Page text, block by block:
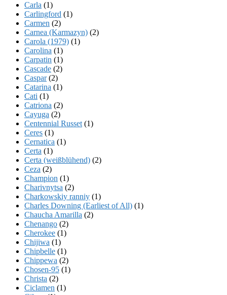
Carla (1)
Carlingford (1)
Carmen (2)
Carnea (Karmazyn) (2)
Carola (1979) (1)
Carolina (1)
Carpatin (1)
Cascade (2)
Caspar(2)
Catarina (1)
Cati (1)
Catriona (2)
Cayuga (2)
Centennial Russet (1)
Ceres (1)
Cernatica (1)
Certa (1)
Certa (weißblühend) (2)
Ceza (2)
Champion (1)
Charivnytsa (2)
Charkowskiy ranniy (1)
Charles Downing (Earliest of All) (1)
Chaucha Amarilla (2)
Chenango (2)
Cherokee (1)
Chijiwa (1)
Chipbelle (1)
Chippewa (2)
Chosen-95 (1)
Christa (2)
Ciclamen (1)